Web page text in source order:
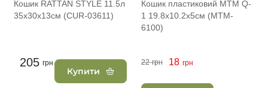
Кошик RATTAN STYLE 11.5л
35х30х13см (CUR-03611)
205 грн
Купити
Кошик пластиковий MTM Q-
1 19.8х10.2х5см (MTM-
6100)
22 грн 18 грн